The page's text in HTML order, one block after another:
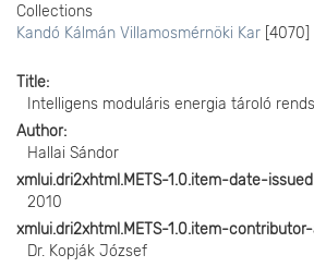
Collections
Kandó Kálmán Villamosmérnöki Kar [4070]
Title
Intelligens moduláris energia tároló
Author
Hallai Sándor
xmlui.dri2xhtml.METS-1.0.item-date-issued
2010
xmlui.dri2xhtml.METS-1.0.item-
Dr. Kopják József